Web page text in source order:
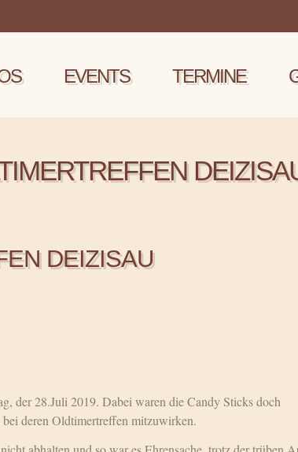
EVENTS TERMINE
DEIZISAU
der 28.Juli 2019. Dabei waren die Candy Sticks doch
deren Oldtimertreffen mitzuwirken.